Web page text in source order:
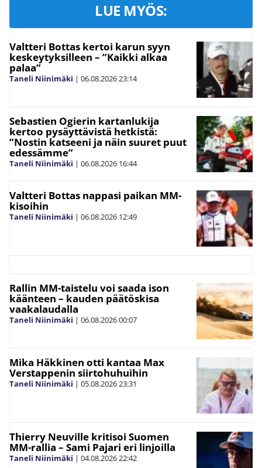
LUE MYÖS:
Valtteri Bottas kertoi karun syyn
keskeytyksilleen – ”Kaikki alkaa
palaa”
Taneli Niinimäki | 06.08.202623:14
Sebastien Ogierin kartanlukija
kertoo pysäyttävistä hetkistä:
”Nostin katseeni ja näin suuret puut
edessämme”
Taneli Niinimäki | 06.08.2026 16:44
Valtteri Bottas nappasi paikan MM-
kisoihin
Taneli Niinimäki | 06.08.2026 12:49
Rallin MM-taistelu voi saada ison
käänteen – kauden päätöskisa
vaakalaudalla
Taneli Niinimäki | 06.08.202600:07
Mika Häkkinen otti kantaa Max
Verstappenin siirtohuhuihin
Taneli Niinimäki | 05.08.202623:31
Thierry Neuville kritisoi Suomen
MM-rallia – Sami Pajari eri linjoilla
Taneli Niinimäki | 04.08.202622:42